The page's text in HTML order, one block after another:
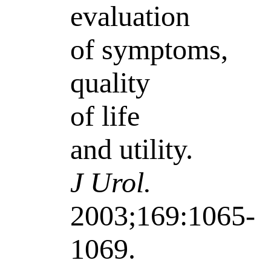
evaluation
of symptoms,
quality
of life
and utility.
J Urol.
2003;169:1065-
1069.